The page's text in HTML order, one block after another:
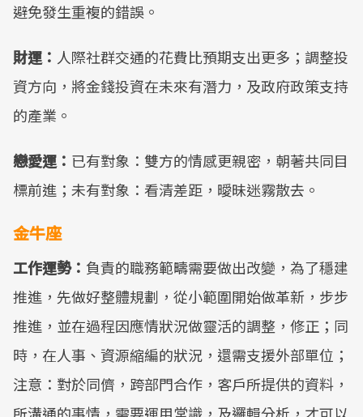
避免發生重複的錯誤。
財運： 人際社群交通的花費比預期支出更多；調整投
資方向，將金錢投資在未來有潛力，及政府政策支持
的產業。
戀愛運： 已有對象：雙方的情感更親密，朝著共同目
標前進；未有對象：看清差距，曖昧迷霧散去。
金牛座
工作運勢： 負責的職務範疇需要做出改變，為了穩建
推進，先做好整體規劃，從小範圍開始做革新，步步
推進，並在過程因應情狀況做靈活的調整，修正；同
時，在人事、資源縮編的狀況，還需支援外部單位；
注意：對於同儕，跨部門合作，客戶所提供的資料，